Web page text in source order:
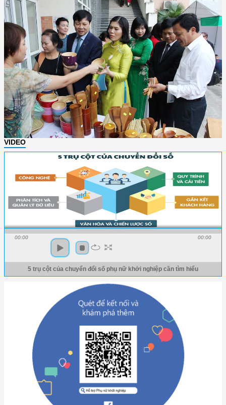
VIDEO
00:00 00:00
5 trụ cột của chuyển đổi số phụ nữ khởi nghiệp cần tìm hiểu